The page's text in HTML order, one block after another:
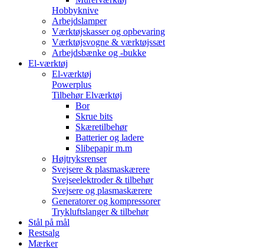
Hobbyknive
Arbejdslamper
Værktøjskasser og opbevaring
Værktøjsvogne & værktøjssæt
Arbejdsbænke og -bukke
El-værktøj
El-værktøj
Powerplus
Tilbehør Elværktøj
Bor
Skrue bits
Skæretilbehør
Batterier og ladere
Slibepapir m.m
Højtryksrenser
Svejsere & plasmaskærere
Svejseelektroder & tilbehør
Svejsere og plasmaskærere
Generatorer og kompressorer
Trykluftslanger & tilbehør
Stål på mål
Restsalg
Mærker